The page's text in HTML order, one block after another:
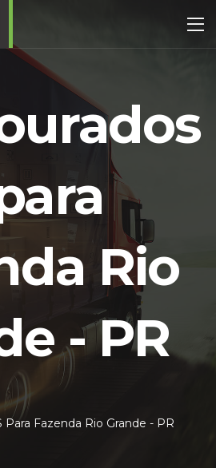
Rio
- PR
Fazenda Rio Grande - PR